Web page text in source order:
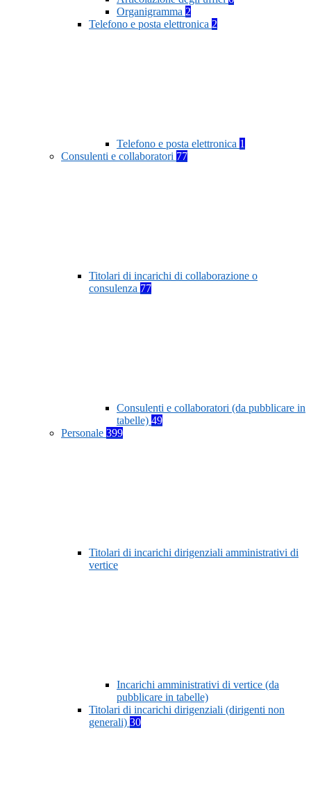
Organigramma 2
Telefono e posta elettronica 2
Telefono e posta elettronica 1
Consulenti e collaboratori 77
Titolari di incarichi di collaborazione o
consulenza 77
Consulenti e collaboratori (da pubblicare in
tabelle) 49
Personale 399
Titolari di incarichi dirigenziali amministrativi di
vertice
Incarichi amministrativi di vertice (da
pubblicare in tabelle)
Titolari di incarichi dirigenziali (dirigenti non
generali) 30